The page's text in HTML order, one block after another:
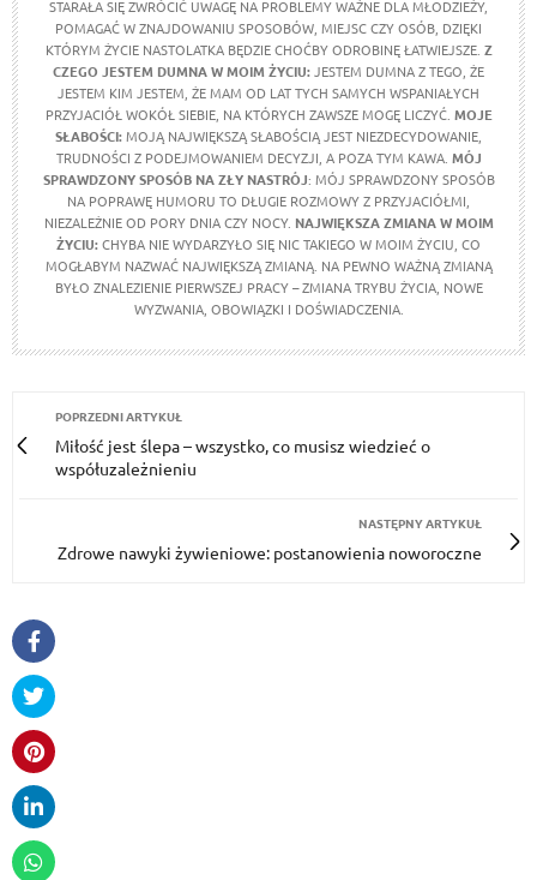
STARAŁA SIĘ ZWRÓCIĆ UWAGĘ NA PROBLEMY WAŻNE DLA MŁODZIEŻY,
POMAGAĆ W ZNAJDOWANIU SPOSOBÓW, MIEJSC CZY OSÓB, DZIĘKI
KTÓRYM ŻYCIE NASTOLATKA BĘDZIE CHOĆBY ODROBINĘ ŁATWIEJSZE. Z
CZEGO JESTEM DUMNA W MOIM ŻYCIU:JESTEM DUMNA Z TEGO, ŻE
JESTEM KIM JESTEM, ŻE MAM OD LAT TYCH SAMYCH WSPANIAŁYCH
PRZYJACIÓŁ WOKÓŁ SIEBIE, NA KTÓRYCH ZAWSZE MOGĘ LICZYĆ. MOJE
SŁABOŚCI:MOJĄ NAJWIĘKSZĄ SŁABOŚCIĄ JEST NIEZDECYDOWANIE,
TRUDNOŚCI Z PODEJMOWANIEM DECYZJI, A POZA TYM KAWA. MÓJ
SPRAWDZONY SPOSÓB NA ZŁY NASTRÓJ: MÓJ SPRAWDZONY SPOSÓB
NA POPRAWĘ HUMORU TO DŁUGIE ROZMOWY Z PRZYJACIÓŁMI,
NIEZALEŻNIE OD PORY DNIA CZY NOCY. NAJWIĘKSZA ZMIANA W MOIM
ŻYCIU:CHYBA NIE WYDARZYŁO SIĘ NIC TAKIEGO W MOIM ŻYCIU, CO
MOGŁABYM NAZWAĆ NAJWIĘKSZĄ ZMIANĄ. NA PEWNO WAŻNĄ ZMIANĄ
BYŁO ZNALEZIENIE PIERWSZEJ PRACY – ZMIANA TRYBU ŻYCIA, NOWE
WYZWANIA, OBOWIĄZKI I DOŚWIADCZENIA.
POPRZEDNI ARTYKUŁ
Miłość jest ślepa – wszystko, co musisz wiedzieć o
współuzależnieniu
NASTĘPNY ARTYKUŁ
Zdrowe nawyki żywieniowe: postanowienia noworoczne